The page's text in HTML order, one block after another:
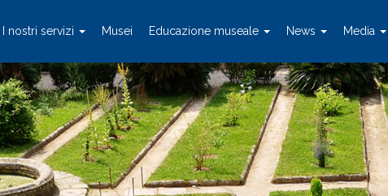
I nostri servizi Musei Educazione museale News Media